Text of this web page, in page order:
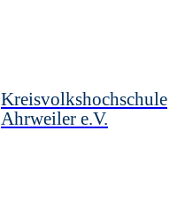
Kreisvolkshochschule
Ahrweiler e.V.